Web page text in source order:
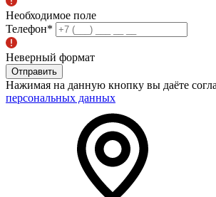
Необходимое поле
Телефон*
Неверный формат
Отправить
Нажимая на данную кнопку вы даёте
персональных данных